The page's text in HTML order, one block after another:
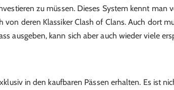
zu müssen. Dieses System kennt man
von deren Klassiker Clash of Clans. Auch dort
ausgeben, kann sich aber auch wieder viele
in den kaufbaren Pässen erhalten. Es ist